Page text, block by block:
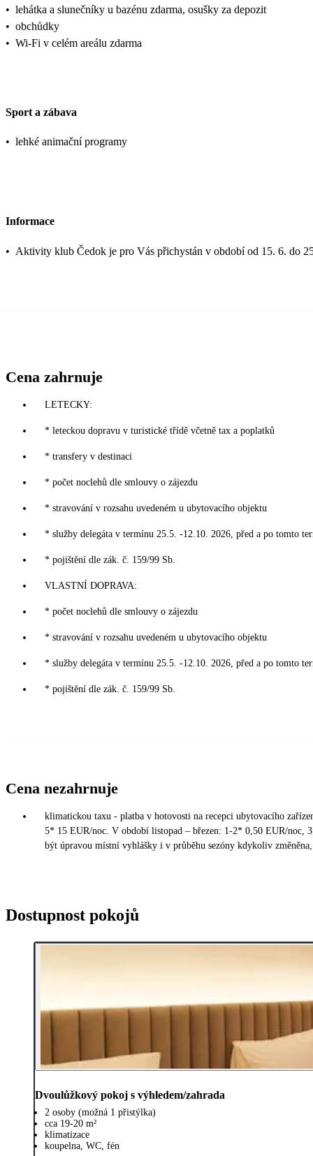
• lehátka a slunečníky u bazénu zdarma, osušky za depozit
• obchůdky
• Wi-Fi v celém areálu zdarma
Sport a zábava
• lehké animační programy
Informace
• Aktivity klub Čedok je pro Vás přichystán v období od 15. 6. do
Cena zahrnuje
LETECKY:
* leteckou dopravu v turistické třídě včetně tax a poplatků
* transfery v destinaci
* počet noclehů dle smlouvy o zájezdu
* stravování v rozsahu uvedeném u ubytovacího objektu
* služby delegáta v termínu 25.5. -12.10. 2026, před a po tomto
* pojištění dle zák. č. 159/99 Sb.
VLASTNÍ DOPRAVA:
* počet noclehů dle smlouvy o zájezdu
* stravování v rozsahu uvedeném u ubytovacího objektu
* služby delegáta v termínu 25.5. -12.10. 2026, před a po tomto
* pojištění dle zák. č. 159/99 Sb.
Cena nezahrnuje
klimatickou taxu - platba v hotovosti na recepci ubytovacího
5* 15 EUR/noc. V období listopad – březen: 1-2* 0,50 EUR/noc,
být úpravou místní vyhlášky i v průběhu sezóny kdykoliv
Dostupnost pokojů
Dvoulůžkový pokoj s výhledem/zahrada
2 osoby (možná 1 přistýlka)
cca 19-20 m²
klimatizace
koupelna, WC, fén